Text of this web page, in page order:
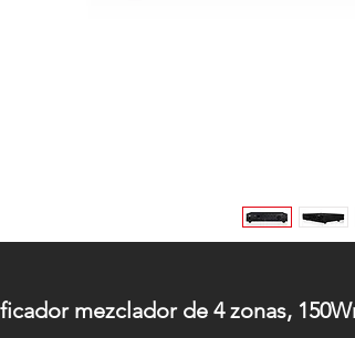
mezclador de 4 zonas,